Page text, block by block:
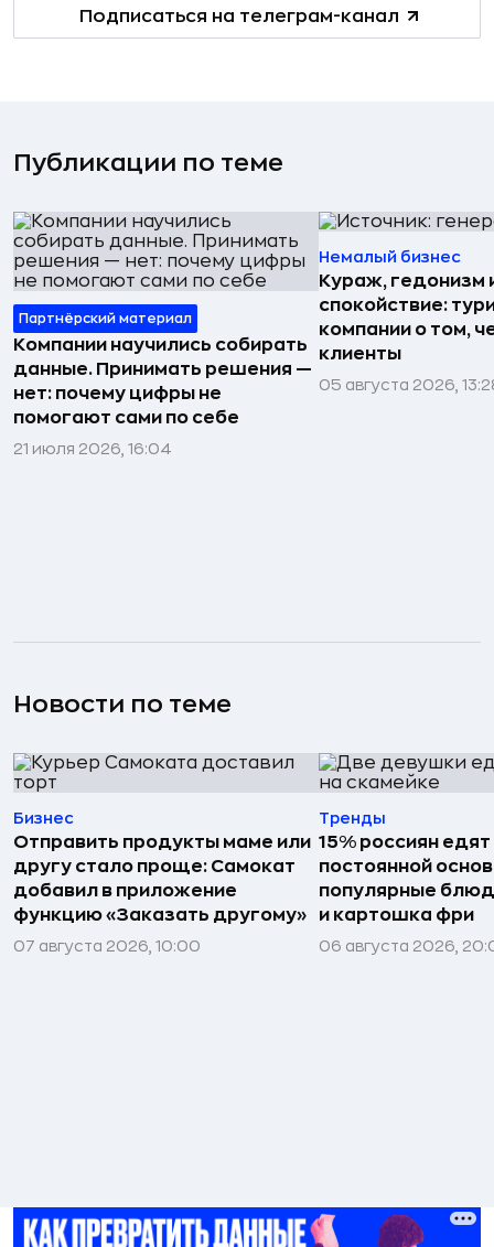
Подписаться на телеграм-канал
Публикации по теме
Партнёрский материал
Компании научились собирать
данные. Принимать решения —
нет: почему цифры не
помогают сами по себе
21 июля 2026, 16:04
Немалый бизнес
Кураж, гедонизм
спокойствие:
компании о том,
клиенты
05 августа 2026,
Новости по теме
Бизнес
Отправить продукты маме или
другу стало проще: Самокат
добавил в приложение
функцию «Заказать другому»
07 августа 2026, 10:00
Тренды
15% россиян
постоянной
популярные
и картошка фри
06 августа 2026,